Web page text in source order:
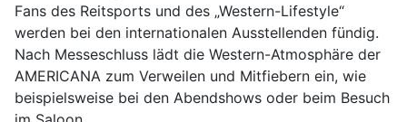
Fans des Reitsports und des „Western-Lifestyle“
werden bei den internationalen Ausstellenden fündig.
Nach Messeschluss lädt die Western-Atmosphäre der
AMERICANA zum Verweilen und Mitfiebern ein, wie
beispielsweise bei den Abendshows oder beim Besuch